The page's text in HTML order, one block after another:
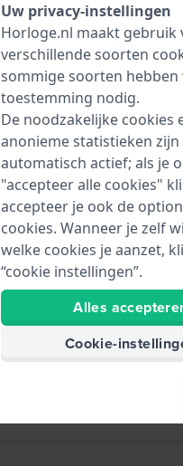
AI6008-
42 mm
20 Bar
2 jaar
Gratis
Uren -
Datum
Uw privacy-instellingen
Horloge.nl maakt gebruik
verschillende soorten
sommige soorten hebben
toestemming nodig.
De noodzakelijke cookies
anonieme statistieken
automatisch actief; als je
"accepteer alle cookies"
accepteer je ook de
cookies. Wanneer je zelf
welke cookies je aanzet,
“cookie instellingen”.
Alles
Cookie-